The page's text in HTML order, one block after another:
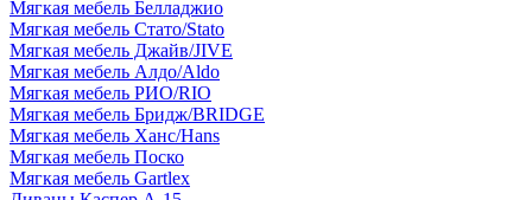
Мягкая мебель Белладжио
Мягкая мебель Стато/Stato
Мягкая мебель Джайв/JIVE
Мягкая мебель Алдо/Aldo
Мягкая мебель РИО/RIO
Мягкая мебель Бридж/BRIDGE
Мягкая мебель Ханс/Hans
Мягкая мебель Поско
Мягкая мебель Gartlex